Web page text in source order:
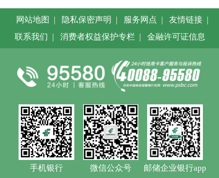
网站地图 隐私保密声明 服务网点 友情链接
联系我们
消费者权益保护专栏 金融许可证信息
手机银行 微信公众号 邮储企业银行app